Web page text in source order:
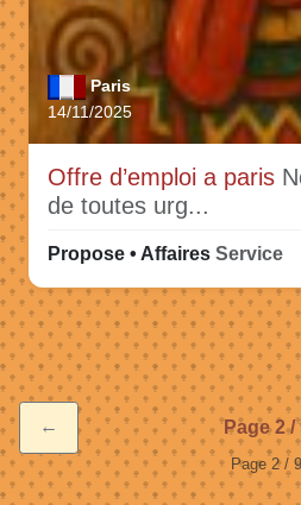
Paris
14/11/2025
Offre d’emploi a paris
de toutes urg...
Propose • Affaires Service
← Page 2 /
Page 2 / 9